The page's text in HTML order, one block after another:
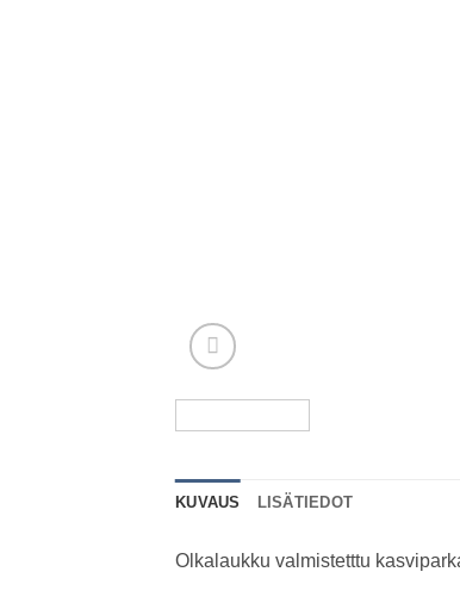
KUVAUS LISÄTIEDOT
Olkalaukku valmistetttu